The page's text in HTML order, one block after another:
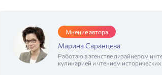
Мнение автора
Марина Саранцева
Работаю в агенстве дизайнером
кулинарией и чтением исторических